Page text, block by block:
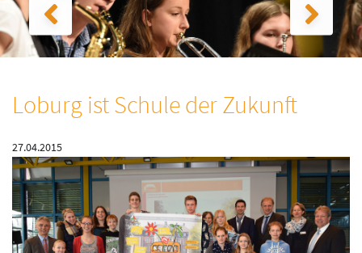
Loburg ist Schule der Zukunft
27.04.2015